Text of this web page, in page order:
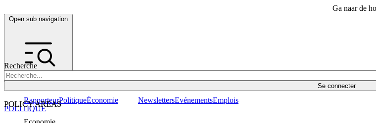
Ga naar de
Open sub navigation
Recherche
Se connecter
POLICY AREAS
RapporteurPolitiqueÉconomie NewslettersEvénementsEmplois
POLITIQUE